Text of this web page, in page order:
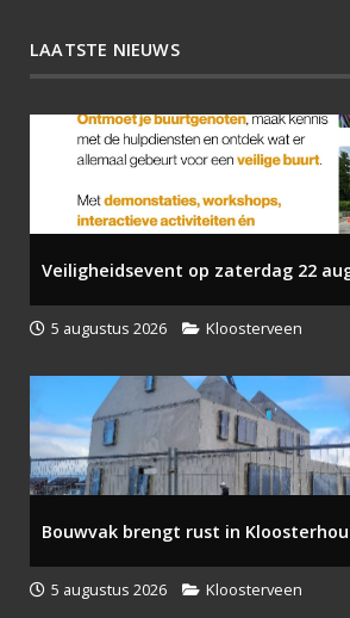
LAATSTE NIEUWS
Veiligheidsevent op zaterdag 22
5 augustus 2026 Kloosterveen
Bouwvak brengt rust in
5 augustus 2026 Kloosterveen